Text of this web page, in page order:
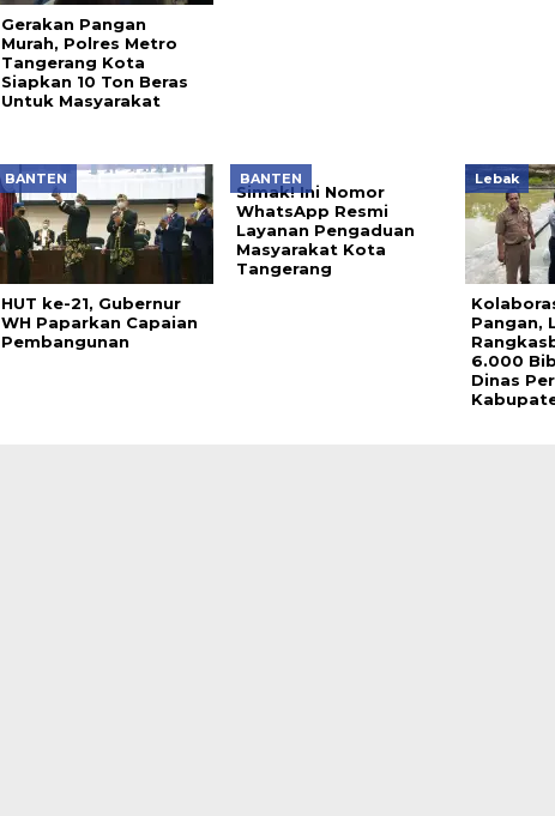
Gerakan Pangan
Murah, Polres Metro
Tangerang Kota
Siapkan 10 Ton Beras
Untuk Masyarakat
BANTEN
HUT ke-21, Gubernur
WH Paparkan Capaian
Pembangunan
BANTEN
Simak! Ini Nomor
WhatsApp Resmi
Layanan Pengaduan
Masyarakat Kota
Tangerang
Lebak
Pangan,
6.000
Dinas